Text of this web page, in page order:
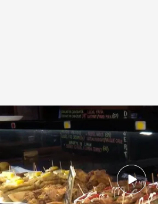
La nueva forma de consumir pintxos
Redacción digital Noticias
10 ENE 2025 - 18:00h.
Los restaurantes instauran